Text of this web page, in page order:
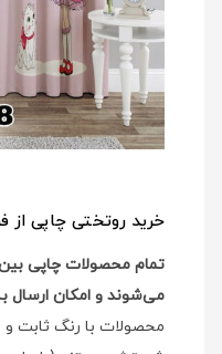
خرید روتختی چاپی از
می‌شوند و امکان ارسال